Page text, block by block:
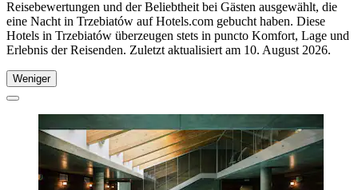
Reisebewertungen und der Beliebtheit bei Gästen ausgewählt, die
eine Nacht in Trzebiatów auf Hotels.com gebucht haben. Diese
Hotels in Trzebiatów überzeugen stets in puncto Komfort, Lage und
Erlebnis der Reisenden. Zuletzt aktualisiert am 10. August 2026.
Weniger